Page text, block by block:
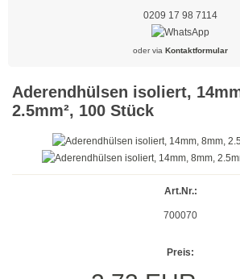
Gold
Farbig
Rot
0209 17 98 7114
oder via Kontaktformular
Aderendhülsen isoliert,
2.5mm², 100 Stück
Art.Nr.:
700070
Preis: